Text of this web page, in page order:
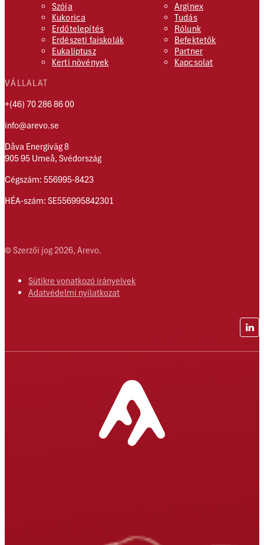
Szója
Kukorica
Erdőtelepítés
Erdészeti faiskolák
Eukaliptusz
Kerti növények
Arginex
Tudás
Rólunk
Befektetők
Partner
Kapcsolat
VÁLLALAT
+(46) 70 286 86 00
info@arevo.se
Dåva Energiväg 8
905 95 Umeå, Svédország
Cégszám: 556995-8423
HÉA-szám: SE556995842301
© Szerzői jog 2026, Arevo.
Sütikre vonatkozó irányelvek
Adatvédelmi nyilatkozat